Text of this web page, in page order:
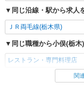
同じ沿線・駅から求人
ＪＲ両毛線(栃木県)
同じ職種から小俣(栃
レストラン・専門料理店
同じ雇用形態から小俣
関